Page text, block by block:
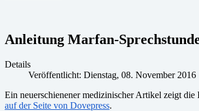
Anleitung Marfan-
Details
Veröffentlicht: Dienstag, 08. November 2016
Ein neuerschienener medizinischer Artikel zeigt
auf der Seite von Dovepress.